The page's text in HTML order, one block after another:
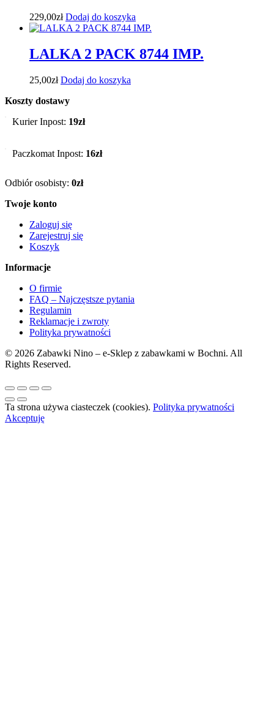
229,00zł Dodaj do koszyka
LALKA 2 PACK 8744 IMP.
25,00zł Dodaj do koszyka
Koszty dostawy
Kurier Inpost: 19zł
Paczkomat Inpost: 16zł
Odbiór osobisty: 0zł
Twoje konto
Zaloguj się
Zarejestruj się
Koszyk
Informacje
O firmie
FAQ – Najczęstsze pytania
Regulamin
Reklamacje i zwroty
Polityka prywatności
© 2026 Zabawki Nino – e-Sklep z zabawkami w Bochni. All
Rights Reserved.
Ta strona używa ciasteczek (cookies). Polityka prywatności
Akceptuję